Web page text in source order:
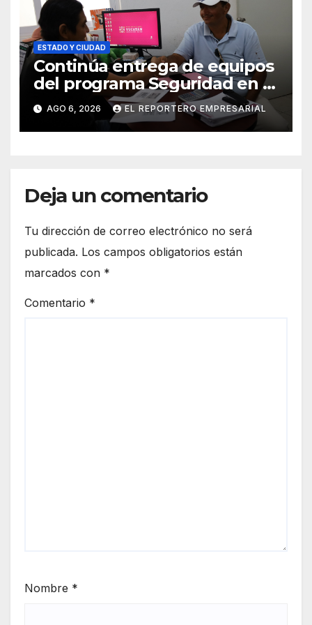
ESTADO Y CIUDAD
Continúa entrega de equipos
del programa Seguridad en el
Mar
AGO 6, 2026 EL REPORTERO EMPRESARIAL
Deja un comentario
Tu dirección de correo electrónico no será
publicada. Los campos obligatorios están
marcados con *
Comentario *
Nombre *